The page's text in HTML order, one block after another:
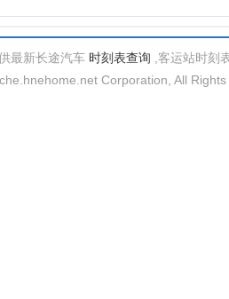
最新长途汽车 时刻表查询 ,客运站时刻
Corporation, All Rights